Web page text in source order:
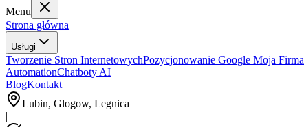
Menu
Strona główna
Usługi
Tworzenie Stron InternetowychPozycjonowanie Google Moja Firma
AutomationChatboty AI
BlogKontakt
Lubin, Glogow, Legnica
|